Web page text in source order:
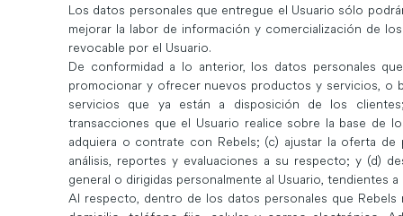
Los datos personales que entregue el Usuario sólo
mejorar la labor de información y comercialización de
revocable por el Usuario.
De conformidad a lo anterior, los datos personales
promocionar y ofrecer nuevos productos y servicios, o
servicios que ya están a disposición de los
transacciones que el Usuario realice sobre la base
adquiera o contrate con Rebels; (c) ajustar la oferta
análisis, reportes y evaluaciones a su respecto; y (d)
general o dirigidas personalmente al Usuario, tendientes
Al respecto, dentro de los datos personales que Rebels